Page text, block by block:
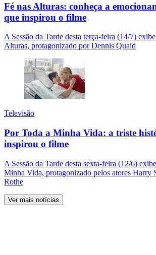
Fé nas Alturas: conheça a
que inspirou o filme
A Sessão da Tarde desta terça-feira (14/7)
Alturas, protagonizado por Dennis Quaid
Televisão
Por Toda a Minha Vida: a triste
inspirou o filme
A Sessão da Tarde desta sexta-feira (12/6)
Minha Vida, protagonizado pelos atores Harry
Rothe
Ver mais notícias